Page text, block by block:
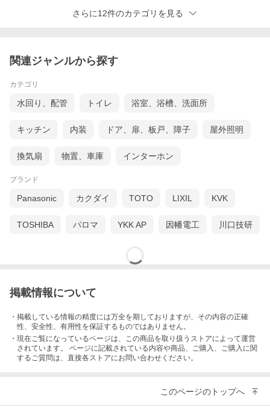
さらに12件のカテゴリを見る
関連ジャンルから探す
カテゴリ
水回り、配管 トイレ 浴室、浴槽、洗面所
キッチン 内装 ドア、扉、板戸、障子 屋外照明
換気扇 物置、車庫 インターホン
ブランド
Panasonic カクダイ TOTO LIXIL KVK
TOSHIBA パロマ YKK AP 因幡電工 川口技研
掲載情報について
・掲載している情報の精度には万全を期しておりますが、その内容の正確
性、安全性、有用性を保証するものではありません。
・現在ご覧になっているページは、この商品を取り扱うストアによって運営
されています。 ページに記載されている内容や商品、ご購入 、ご購入に関
するご質問は、直接各ストアにお問い合わせください。
このページのトップへ